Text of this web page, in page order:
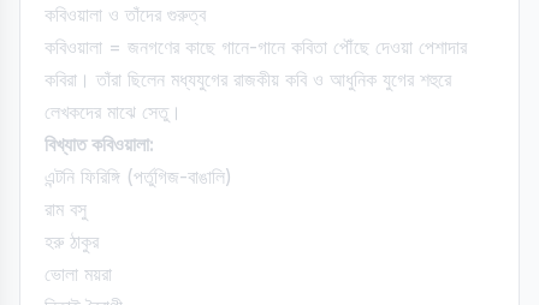
কবিওয়ালা ও তাঁদের গুরুত্ব
কবিওয়ালা = জনগণের কাছে গানে-গানে কবিতা পৌঁছে দেওয়া পেশাদার
কবিরা। তাঁরা ছিলেন মধ্যযুগের রাজকীয় কবি ও আধুনিক যুগের শহুরে
লেখকদের মাঝে সেতু।
বিখ্যাত কবিওয়ালা:
এন্টনি ফিরিঙ্গি (পর্তুগিজ-বাঙালি)
রাম বসু
হরু ঠাকুর
ভোলা ময়রা